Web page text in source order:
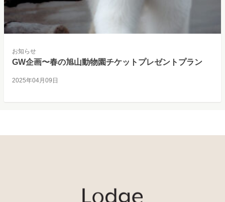
お知らせ
GW企画〜春の旭山動物園チケットプレゼントプラン
2025年04月09日